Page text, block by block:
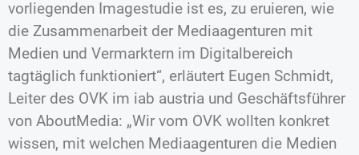
vorliegenden Imagestudie ist es, zu eruieren, wie
die Zusammenarbeit der Mediaagenturen mit
Medien und Vermarktern im Digitalbereich
tagtäglich funktioniert“, erläutert Eugen Schmidt,
Leiter des OVK im iab austria und Geschäftsführer
von AboutMedia: „Wir vom OVK wollten konkret
wissen, mit welchen Mediaagenturen die Medien